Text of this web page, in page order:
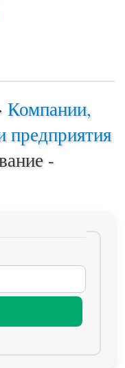
Компании,
предприятия
-